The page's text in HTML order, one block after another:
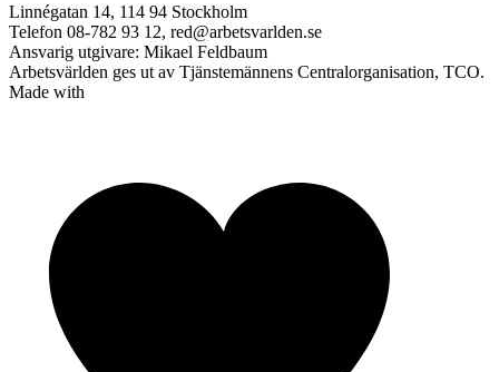
Linnégatan 14, 114 94 Stockholm
Telefon 08-782 93 12, red@arbetsvarlden.se
Ansvarig utgivare: Mikael Feldbaum
Arbetsvärlden ges ut av Tjänstemännens Centralorganisation, TCO.
Made with